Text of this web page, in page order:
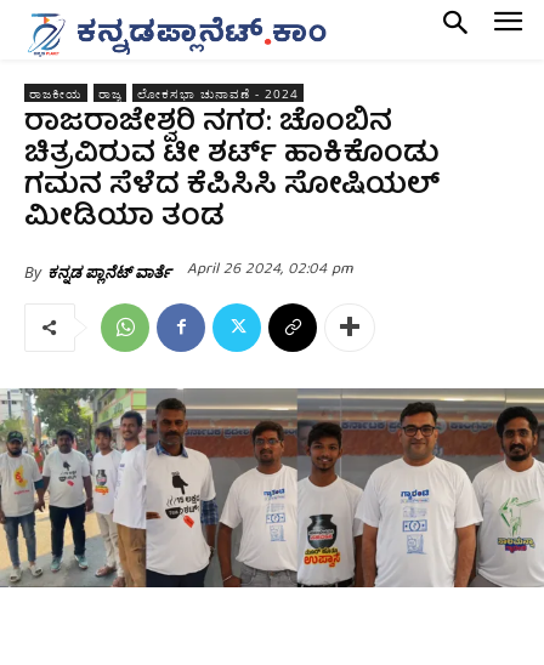
ರಾಜಕೀಯ ರಾಜ್ಯ ಲೋಕಸಭಾ ಚುನಾವಣೆ - 2024
ರಾಜರಾಜೇಶ್ವರಿ ನಗರ: ಚೊಂಬಿನ
ಚಿತ್ರವಿರುವ ಟೀ ಶರ್ಟ್‌ ಹಾಕಿಕೊಂಡು
ಗಮನ ಸೆಳೆದ ಕೆಪಿಸಿಸಿ ಸೋಷಿಯಲ್‌
ಮೀಡಿಯಾ ತಂಡ
By ಕನ್ನಡ ಪ್ಲಾನೆಟ್ ವಾರ್ತೆ April 26 2024, 02:04 pm